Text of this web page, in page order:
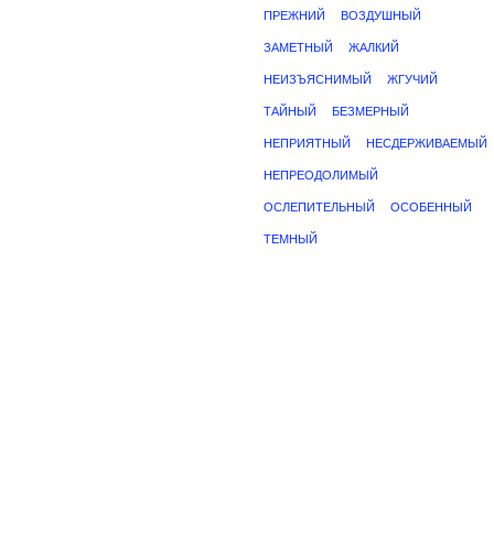
ПРЕЖНИЙ ВОЗДУШНЫЙ
ЗАМЕТНЫЙ ЖАЛКИЙ
НЕИЗЪЯСНИМЫЙ ЖГУЧИЙ
ТАЙНЫЙ БЕЗМЕРНЫЙ
НЕПРИЯТНЫЙ НЕСДЕРЖИВАЕМЫЙ
НЕПРЕОДОЛИМЫЙ
ОСЛЕПИТЕЛЬНЫЙ ОСОБЕННЫЙ
ТЕМНЫЙ